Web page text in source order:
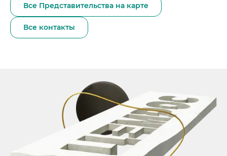
Все Представительства на карте
Все контакты